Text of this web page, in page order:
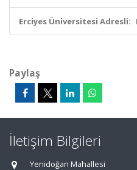
Erciyes Üniversitesi Adresli:
Paylaş
İletişim Bilgileri
Yenidoğan Mahallesi